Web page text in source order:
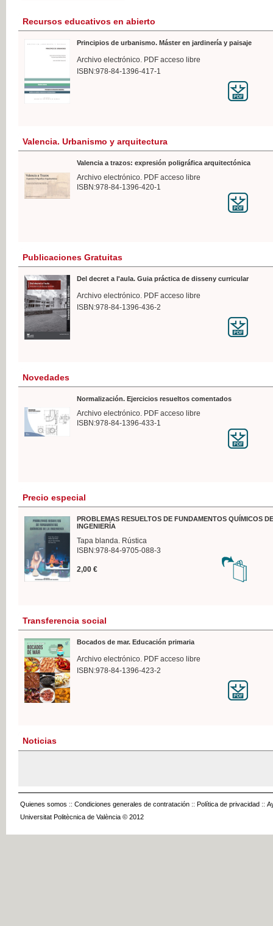
Recursos educativos en abierto
Principios de urbanismo. Máster en jardinería y paisaje
Archivo electrónico. PDF acceso libre
ISBN:978-84-1396-417-1
Valencia. Urbanismo y arquitectura
Valencia a trazos: expresión poligráfica arquitectónica
Archivo electrónico. PDF acceso libre
ISBN:978-84-1396-420-1
Publicaciones Gratuitas
Del decret a l'aula. Guia práctica de disseny curricular
Archivo electrónico. PDF acceso libre
ISBN:978-84-1396-436-2
Novedades
Normalización. Ejercicios resueltos comentados
Archivo electrónico. PDF acceso libre
ISBN:978-84-1396-433-1
Precio especial
PROBLEMAS RESUELTOS DE FUNDAMENTOS QUÍMICOS
INGENIERÍA
Tapa blanda. Rústica
ISBN:978-84-9705-088-3
2,00 €
Transferencia social
Bocados de mar. Educación primaria
Archivo electrónico. PDF acceso libre
ISBN:978-84-1396-423-2
Noticias
Quienes somos :: Condiciones generales de contratación :: Política de privacidad ::
Universitat Politècnica de València © 2012